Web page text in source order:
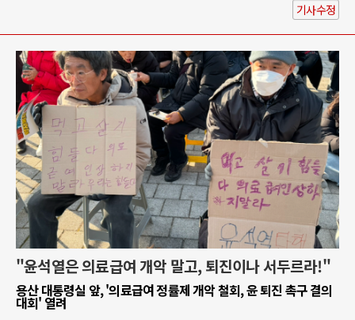
기사수정
"윤석열은 의료급여 개악 말고, 퇴진이나 서두르라!"
용산 대통령실 앞, '의료급여 정률제 개악 철회, 윤 퇴진 촉구 결의
대회' 열려